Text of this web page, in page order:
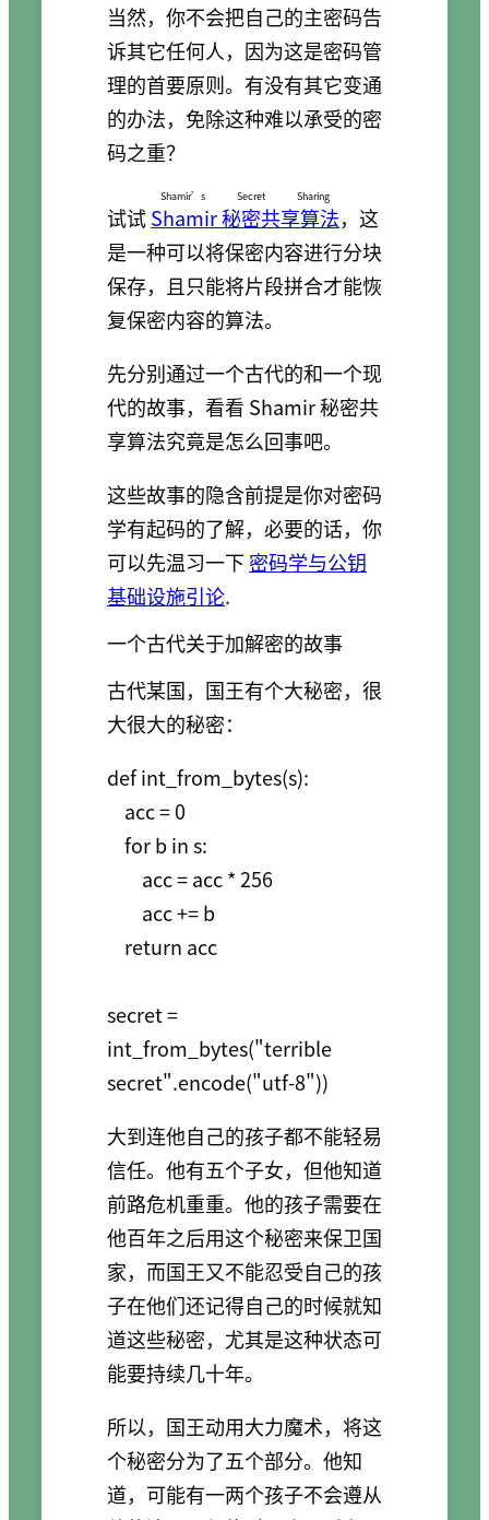
当然，你不会把自己的主密码告
诉其它任何人，因为这是密码管
理的首要原则。有没有其它变通
的办法，免除这种难以承受的密
码之重？
试试Shamir 秘密共享算法
Shamir’s Secret Sharing
，这
是一种可以将保密内容进行分块
保存，且只能将片段拼合才能恢
复保密内容的算法。
先分别通过一个古代的和一个现
代的故事，看看 Shamir 秘密共
享算法究竟是怎么回事吧。
这些故事的隐含前提是你对密码
学有起码的了解，必要的话，你
可以先温习一下 密码学与公钥
基础设施引论.
一个古代关于加解密的故事
古代某国，国王有个大秘密，很
大很大的秘密：
def int_from_bytes(s):
    acc = 0
    for b in s:
        acc = acc * 256
        acc += b
    return acc
secret =
int_from_bytes("terrible
大到连他自己的孩子都不能轻易
信任。他有五个子女，但他知道
前路危机重重。他的孩子需要在
他百年之后用这个秘密来保卫国
家，而国王又不能忍受自己的孩
子在他们还记得自己的时候就知
道这些秘密，尤其是这种状态可
能要持续几十年。
所以，国王动用大力魔术，将这
个秘密分为了五个部分。他知
道，可能有一两个孩子不会遵从